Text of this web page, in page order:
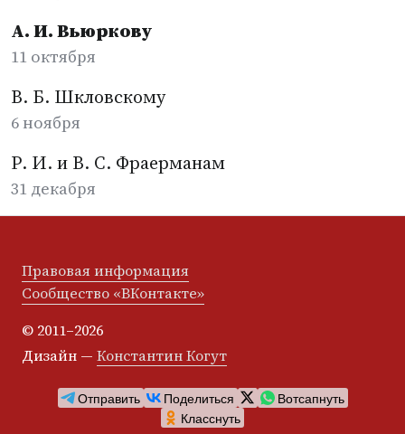
А. И. Вьюркову
11 октября
В. Б. Шкловскому
6 ноября
Р. И. и В. С. Фраерманам
31 декабря
Правовая информация
Сообщество «ВКонтакте»
© 2011–2026
Дизайн — Константин Когут
Отправить Поделиться
Вотсапнуть
Класснуть